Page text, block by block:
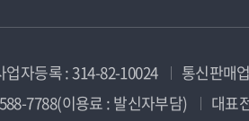
업자등록 : 314-82-10024
통신판매
7788(이용료 : 발신자부담)
대표